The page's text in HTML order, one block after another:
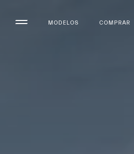
MODELOS COMPRAR